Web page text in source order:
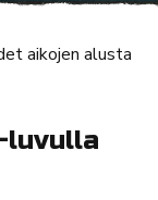
aikojen alusta
luvulla